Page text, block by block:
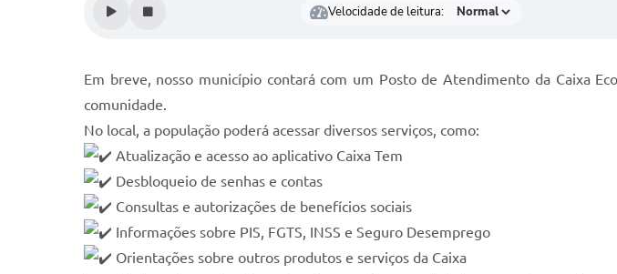
Velocidade de leitura:
Em breve, nosso município contará com um Posto de Atendimento da Caixa
comunidade.
No local, a população poderá acessar diversos serviços, como:
Atualização e acesso ao aplicativo Caixa Tem
Desbloqueio de senhas e contas
Consultas e autorizações de benefícios sociais
Informações sobre PIS, FGTS, INSS e Seguro Desemprego
Orientações sobre outros produtos e serviços da Caixa